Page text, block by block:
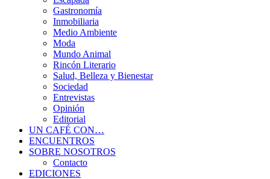
Gastronomía
Inmobiliaria
Medio Ambiente
Moda
Mundo Animal
Rincón Literario
Salud, Belleza y Bienestar
Sociedad
Entrevistas
Opinión
Editorial
UN CAFÉ CON…
ENCUENTROS
SOBRE NOSOTROS
Contacto
EDICIONES